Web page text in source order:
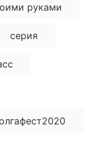
руками
серия